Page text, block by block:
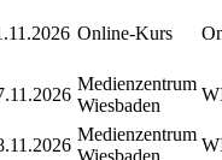
Online-Kurs
Medienzentrum
Wiesbaden
Medienzentrum